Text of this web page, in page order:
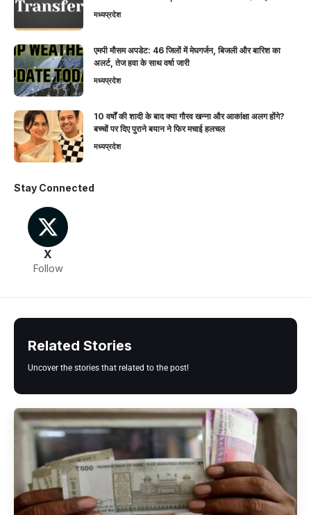
मध्यप्रदेश
एमपी मौसम अपडेट: 46 जिलों में मेघगर्जन, बिजली और बारिश का
अलर्ट, तेज हवा के साथ वर्षा जारी
मध्यप्रदेश
10 वर्षों की शादी के बाद क्या गौरव खन्ना और आकांक्षा अलग होंगे?
बच्चों पर दिए पुराने बयान ने फिर मचाई हलचल
मध्यप्रदेश
Stay Connected
X
Follow
Related Stories
Uncover the stories that related to the post!